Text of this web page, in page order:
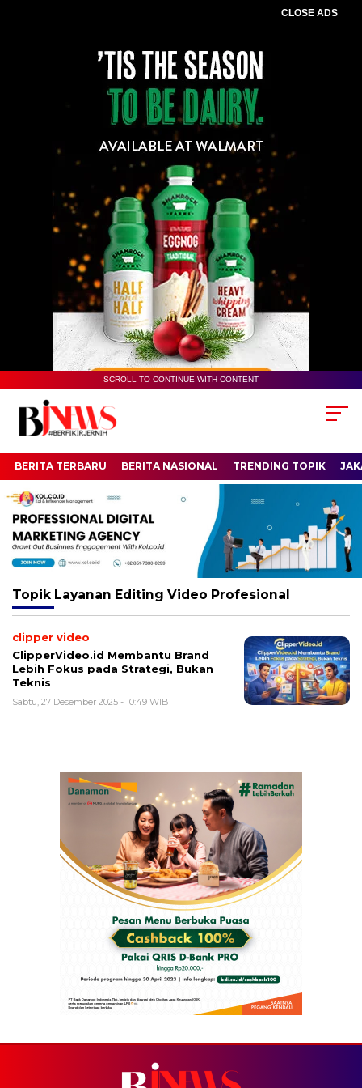
CLOSE ADS
SCROLL TO CONTINUE WITH CONTENT
BERITA TERBARU BERITA NASIONAL TRENDING TOPIK
Topik Layanan Editing Video Profesional
clipper video
ClipperVideo.id Membantu Brand
Lebih Fokus pada Strategi, Bukan
Teknis
Sabtu, 27 Desember 2025 - 10:49 WIB